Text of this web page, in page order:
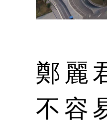
鄭麗
不容